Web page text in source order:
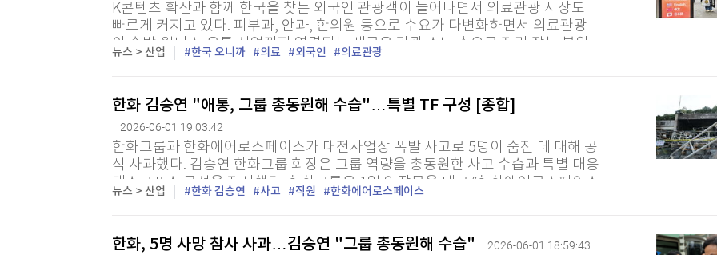
K콘텐츠 확산과 함께 한국을 찾는 외국인 관광객이 늘어나면서 의료관광 시장도
빠르게 커지고 있다. 피부과, 안과, 한의원 등으로 수요가 다변화하면서 의료관광
이 숙박·웰니스·유통 산업까지 연결되는 새로운 관광 소비 축으로 자리 잡는 분위
기다. 1일 한국관광공사에 따르면 올해 1~4월 방한 외래관광객은...
뉴스 > 산업 한국 오니까 의료 외국인 의료관광
한화 김승연 "애통, 그룹 총동원해 수습"…특별 TF 구성 [종합]
2026-06-01 19:03:42
한화그룹과 한화에어로스페이스가 대전사업장 폭발 사고로 5명이 숨진 데 대해 공
식 사과했다. 김승연 한화그룹 회장은 그룹 역량을 총동원한 사고 수습과 특별 대응
태스크포스 구성을 지시했다. 한화그룹은 1일 입장문을 내고 “한화에어로스페이스
대전사업장 사고로 숨진 직원과 유가족, 부상 직원, 지역 주민과 국민...
뉴스 > 산업 한화 김승연 사고 직원 한화에어로스페이스
한화, 5명 사망 참사 사과…김승연 "그룹 총동원해 수습" 2026-06-01 18:59:43